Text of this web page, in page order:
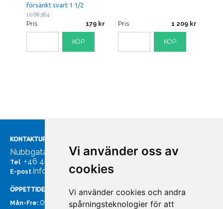
Vi använder oss av
cookies
Vi använder cookies och andra
spårningsteknologier för att
försänkt svart 1 1/2
1068384
Pris 179
KÖP
Pris 1 209
KÖP
KONTAKTUPPGIFTER
Nubbgatan 7, 211 24 Malmö
Tel +46 40185561
E-post info@bachmans.se
ÖPPETTIDER
Mån-Fre: 07:00 - 16:00